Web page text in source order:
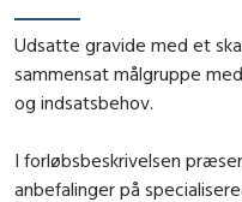
Udsatte gravide med et
sammensat målgruppe
og indsatsbehov.
I forløbsbeskrivelsen
anbefalinger på